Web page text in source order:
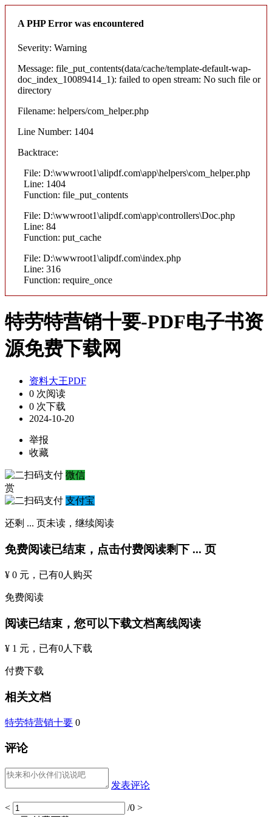
A PHP Error was encountered
Severity: Warning
Message: file_put_contents(data/cache/template-default-wap-
doc_index_10089414_1): failed to open stream: No such file or
directory
Filename: helpers/com_helper.php
Line Number: 1404
Backtrace:
File: D:\wwwroot1\alipdf.com\app\helpers\com_helper.php
Line: 1404
Function: file_put_contents
File: D:\wwwroot1\alipdf.com\app\controllers\Doc.php
Line: 84
Function: put_cache
File: D:\wwwroot1\alipdf.com\index.php
Line: 316
Function: require_once
特劳特营销十要-PDF电子书资
源免费下载网
资料大王PDF
0 次阅读
0 次下载
2024-10-20
举报
收藏
微信
赏
支付宝
还剩 ... 页未读， 继续阅读
免费阅读已结束，点击付费阅读剩下 ... 页
¥ 0 元 ，已有0人购买
免费阅读
阅读已结束，您可以下载文档离线阅读
¥ 1 元 ，已有0人下载
付费下载
相关文档
特劳特营销十要 0
评论
发表评论
< /0 >